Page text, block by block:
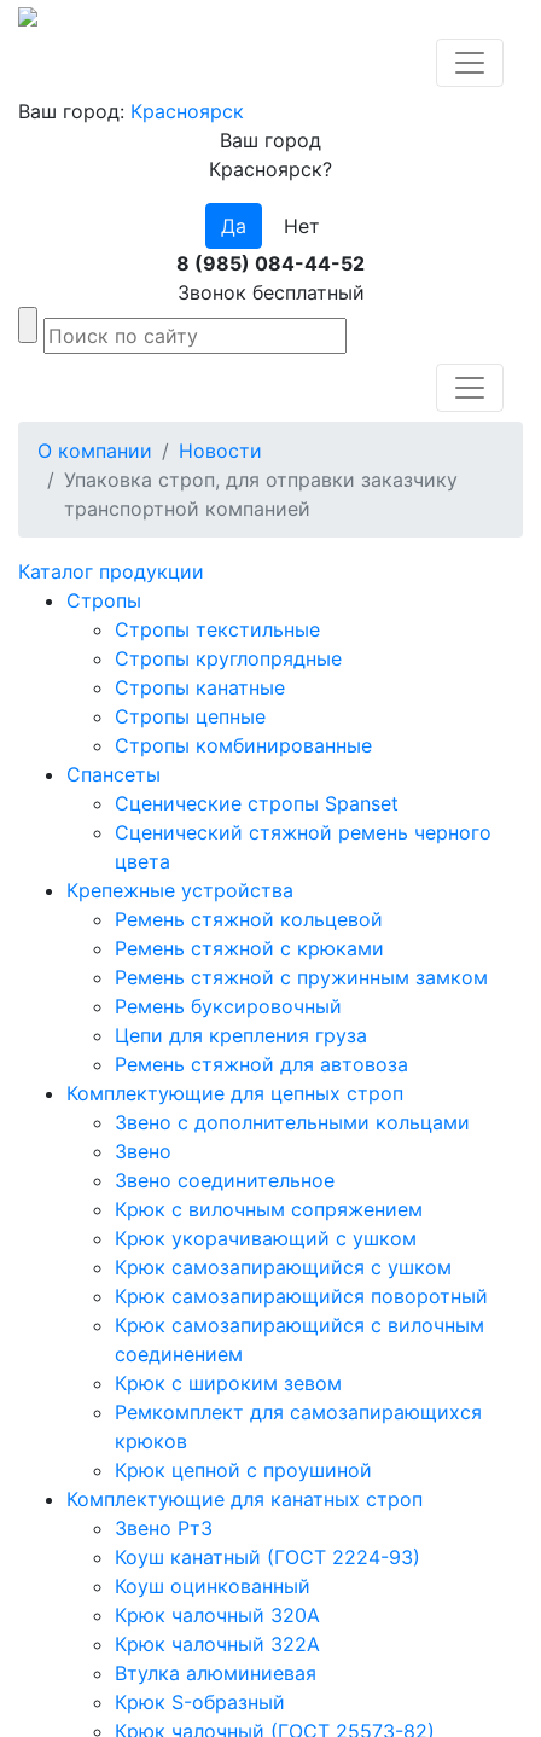
Ваш город: Красноярск
Ваш город
Красноярск?
Да
Нет
8 (985) 084-44-52
Звонок бесплатный
О компании
Новости
Упаковка строп, для отправки заказчику
транспортной компанией
Каталог продукции
Стропы
Стропы текстильные
Стропы круглопрядные
Стропы канатные
Стропы цепные
Стропы комбинированные
Спансеты
Сценические стропы Spanset
Сценический стяжной ремень черного
цвета
Крепежные устройства
Ремень стяжной кольцевой
Ремень стяжной с крюками
Ремень стяжной с пружинным замком
Ремень буксировочный
Цепи для крепления груза
Ремень стяжной для автовоза
Комплектующие для цепных строп
Звено с дополнительными кольцами
Звено
Звено соединительное
Крюк с вилочным сопряжением
Крюк укорачивающий с ушком
Крюк самозапирающийся с ушком
Крюк самозапирающийся поворотный
Крюк самозапирающийся с вилочным
соединением
Крюк с широким зевом
Ремкомплект для самозапирающихся
крюков
Крюк цепной с проушиной
Комплектующие для канатных строп
Звено Рт3
Коуш канатный (ГОСТ 2224-93)
Коуш оцинкованный
Крюк чалочный 320А
Крюк чалочный 322А
Втулка алюминиевая
Крюк S-образный
Крюк чалочный (ГОСТ 25573-82)